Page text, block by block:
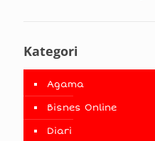
Kategori
Agama
Bisnes Online
Diari